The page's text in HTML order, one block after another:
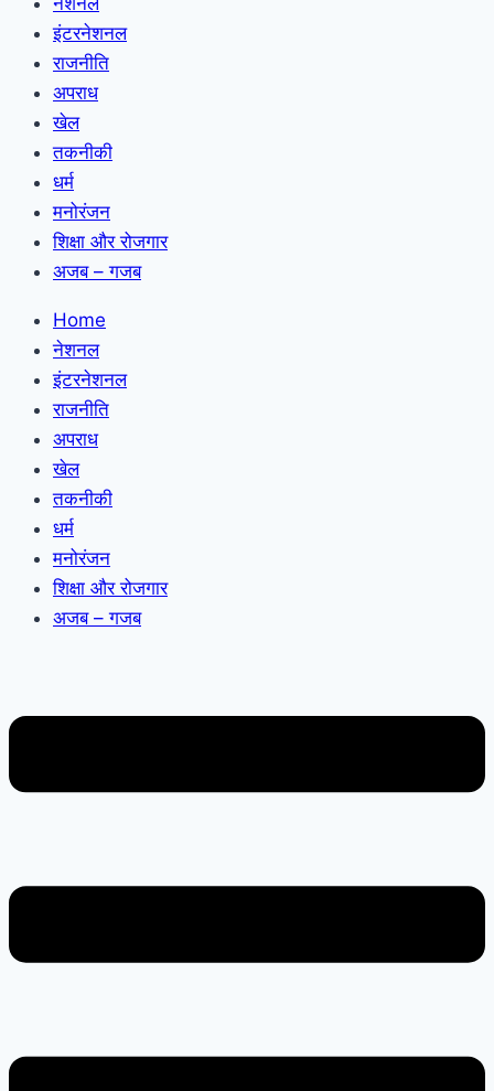
इंटरनेशनल
राजनीति
अपराध
खेल
तकनीकी
धर्म
मनोरंजन
शिक्षा और रोजगार
अजब – गजब
Home
नेशनल
इंटरनेशनल
राजनीति
अपराध
खेल
तकनीकी
धर्म
मनोरंजन
शिक्षा और रोजगार
अजब – गजब